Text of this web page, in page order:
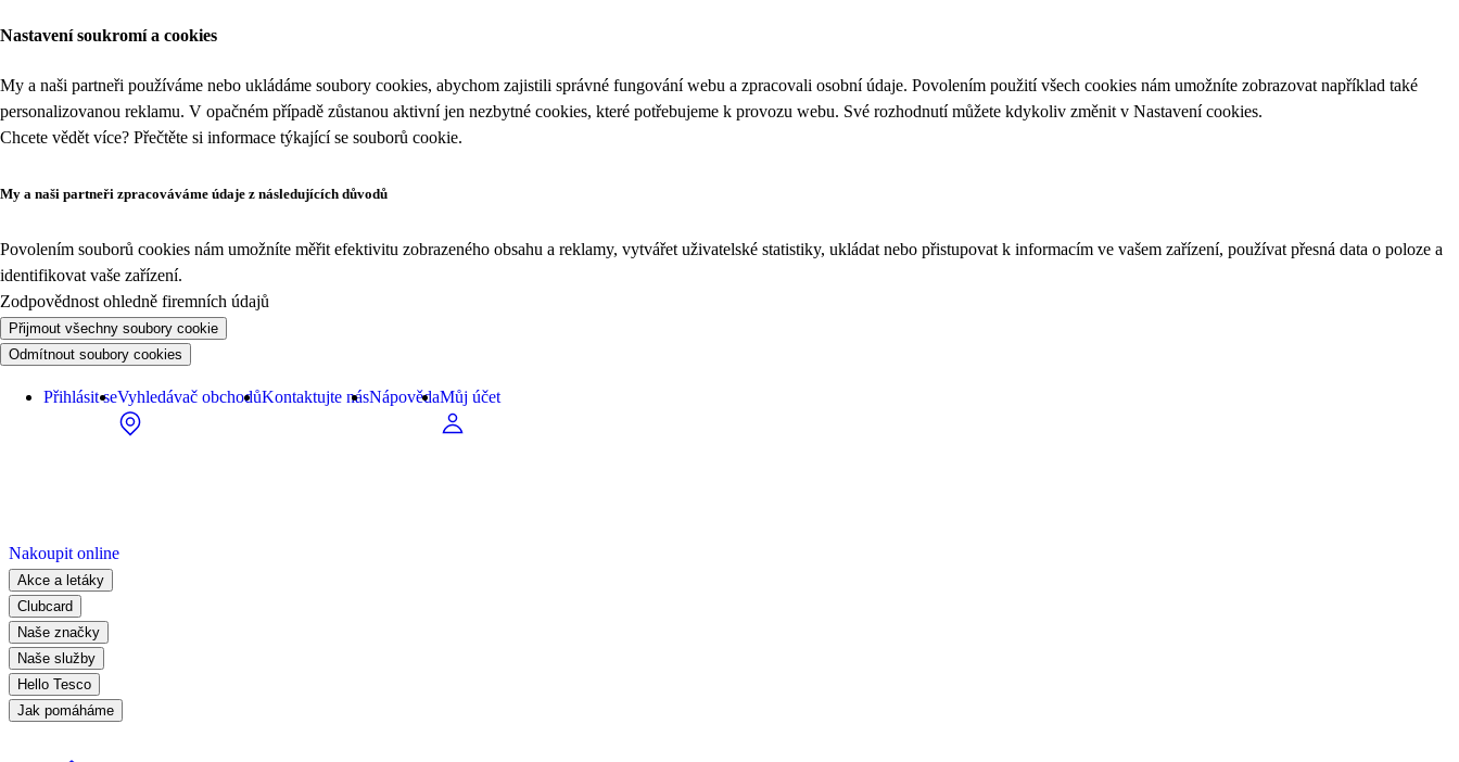
Nastavení soukromí a cookies
My a naši partneři používáme nebo ukládáme soubory cookies, abychom zajistili správné fungování webu a zpracovali osobní údaje. Povolením použití všech cookies nám umožníte zobrazovat například také
personalizovanou reklamu. V opačném případě zůstanou aktivní jen nezbytné cookies, které potřebujeme k provozu webu. Své rozhodnutí můžete kdykoliv změnit v Nastavení cookies.
Chcete vědět více? Přečtěte si informace týkající se souborů cookie.
My a naši partneři zpracováváme údaje z následujících důvodů
Povolením souborů cookies nám umožníte měřit efektivitu zobrazeného obsahu a reklamy, vytvářet uživatelské statistiky, ukládat nebo přistupovat k informacím ve vašem zařízení, používat přesná data o poloze a
identifikovat vaše zařízení.
Zodpovědnost ohledně firemních údajů
Přijmout všechny soubory cookie
Odmítnout soubory cookies
Přihlásit seVyhledávač obchodůKontaktujte násNápovědaMůj účet
Nakoupit online
Akce a letáky
Clubcard
Naše značky
Naše služby
Hello Tesco
Jak pomáháme